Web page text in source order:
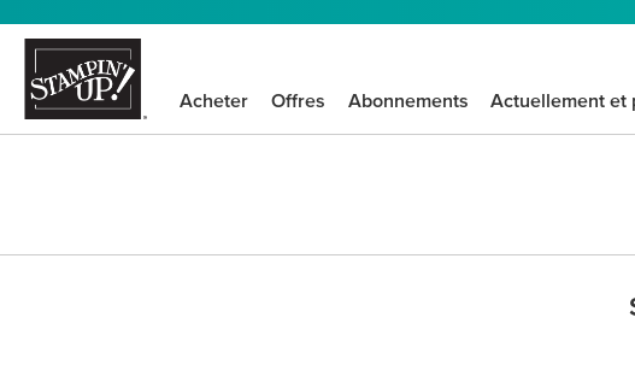
Acheter Offres Abonnements Actuellement et